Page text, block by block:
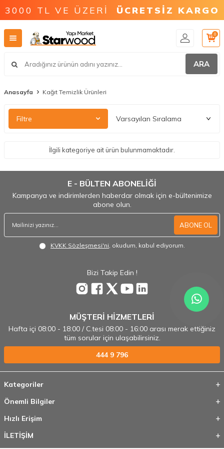
3000 TL VE ÜZERİ ÜCRETSİZ KARGO
ARA
0
Anasayfa Kağıt Temizlik Ürünleri
Filtre
İlgili kategoriye ait ürün bulunmamaktadır.
E - BÜLTEN ABONELİĞİ
Kampanya ve indirimlerden haberdar olmak için e-bültenimize
abone olun.
ABONE OL
KVKK Sözleşmesi'ni, okudum, kabul ediyorum.
Bizi Takip Edin !
MÜŞTERİ HİZMETLERİ
Hafta içi 08:00 - 18:00 / C.tesi 08:00 - 16:00 arası merak ettiğiniz
tüm sorular için ulaşabilirsiniz.
444 9 796
Kategoriler
Önemli Bilgiler
Hızlı Erişim
İLETİŞİM